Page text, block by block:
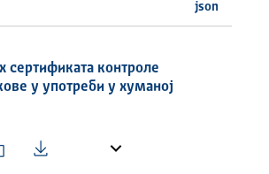
json
сертификата контроле
у употреби у хуманој